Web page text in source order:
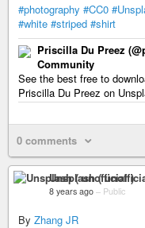
#photography #CC0
#white #striped #shirt
Priscilla Du Preez
Community
See the best free to
Priscilla Du Preez on
0 comments
Unsplash (
8 years ago – Public
By Zhang JR